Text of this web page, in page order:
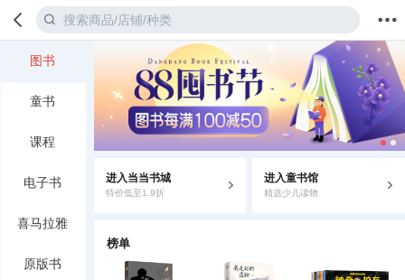
值得买 我的当当
图书
童书
课程
电子书
喜马拉雅
原版书
进入当当书城
特价低至1.9折
进入童书馆
精选少儿读物
榜单